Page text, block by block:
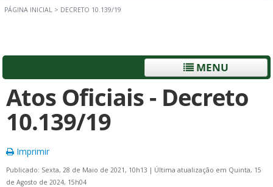
PÁGINA INICIAL > DECRETO 10.139/19
MENU
Atos Oficiais - Decreto
10.139/19
Imprimir
Publicado: Sexta, 28 de Maio de 2021, 10h13 | Última atualização em Quinta, 15
de Agosto de 2024, 15h04